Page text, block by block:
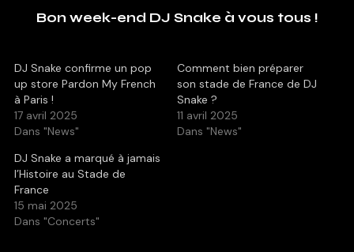
Bon week-end DJ Snake à vous tous !
DJ Snake confirme un pop
up store Pardon My French
à Paris !
17 avril 2025
Dans "News"
Comment bien préparer
son stade de France de DJ
Snake ?
11 avril 2025
Dans "News"
DJ Snake a marqué à jamais
l’Histoire au Stade de
France
15 mai 2025
Dans "Concerts"